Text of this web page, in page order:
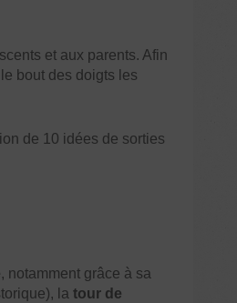
et aux parents. Afin
bout des doigts les
de 10 idées de sorties
, notamment grâce à sa
la tour de